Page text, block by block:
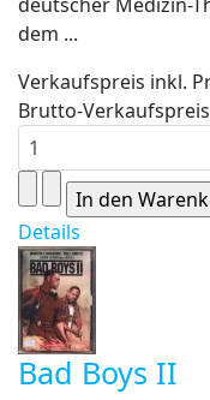
dem ...
Verkaufspreis inkl.
Brutto-
Details
Bad Boys II